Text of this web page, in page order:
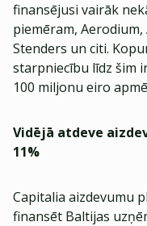
finansējusi vairāk
piemēram,
Stenders un citi.
starpniecību līdz šim
100 miljonu eiro
Vidējā atdeve
11%
Capitalia aizdevumu
finansēt Baltijas